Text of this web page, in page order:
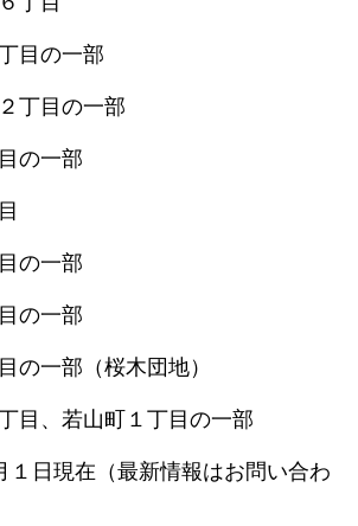
目の一部
丁目の一部
の一部
の一部
の一部
の一部（桜木団地）
目、若山町１丁目の一部
１日現在（最新情報はお問い合わ